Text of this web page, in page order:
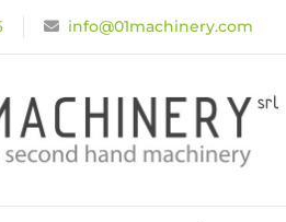
info@01machinery.com